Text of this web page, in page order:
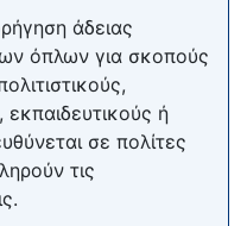
άδειας
όπλων για σκοπούς
εκπαιδευτικούς ή
σε πολίτες
τις